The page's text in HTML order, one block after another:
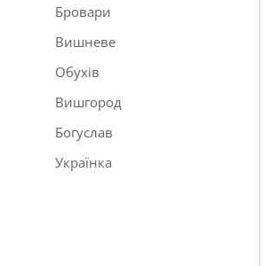
Бровари
Вишневе
Обухів
Вишгород
Богуслав
Українка